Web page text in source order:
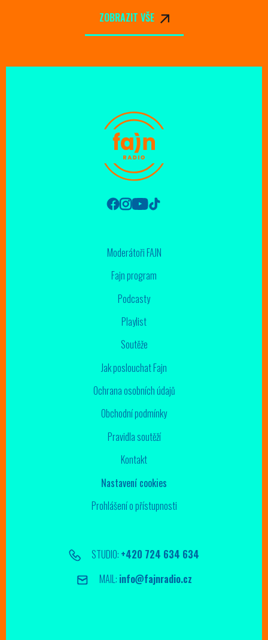
ZOBRAZIT VŠE
Moderátoři FAJN
Fajn program
Podcasty
Playlist
Soutěže
Jak poslouchat Fajn
Ochrana osobních údajů
Obchodní podmínky
Pravidla soutěží
Kontakt
Nastavení cookies
Prohlášení o přístupnosti
STUDIO: +420 724 634 634
MAIL: info@fajnradio.cz